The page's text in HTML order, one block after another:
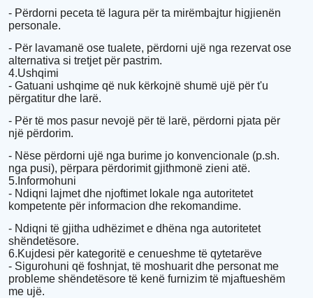
- Përdorni peceta të lagura për ta mirëmbajtur higjienën
personale.
- Për lavamanë ose tualete, përdorni ujë nga rezervat ose
alternativa si tretjet për pastrim.
4.Ushqimi
- Gatuani ushqime që nuk kërkojnë shumë ujë për t'u
përgatitur dhe larë.
- Për të mos pasur nevojë për të larë, përdorni pjata për
një përdorim.
- Nëse përdorni ujë nga burime jo konvencionale (p.sh.
nga pusi), përpara përdorimit gjithmonë zieni atë.
5.Informohuni
- Ndiqni lajmet dhe njoftimet lokale nga autoritetet
kompetente për informacion dhe rekomandime.
- Ndiqni të gjitha udhëzimet e dhëna nga autoritetet
shëndetësore.
6.Kujdesi për kategoritë e cenueshme të qytetarëve
- Sigurohuni që foshnjat, të moshuarit dhe personat me
probleme shëndetësore të kenë furnizim të mjaftueshëm
me ujë.